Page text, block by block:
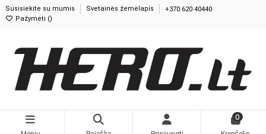
Susisiekite su mumis Svetainės žemėlapis
+370 620 40440
Pažymėti ( 0)
0